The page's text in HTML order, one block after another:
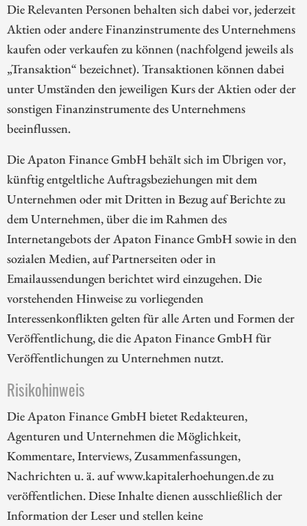
Die Relevanten Personen behalten sich dabei vor, jederzeit
Aktien oder andere Finanzinstrumente des Unternehmens
kaufen oder verkaufen zu können (nachfolgend jeweils als
„Transaktion“ bezeichnet). Transaktionen können dabei
unter Umständen den jeweiligen Kurs der Aktien oder der
sonstigen Finanzinstrumente des Unternehmens
beeinflussen.
Die Apaton Finance GmbH behält sich im Übrigen vor,
künftig entgeltliche Auftragsbeziehungen mit dem
Unternehmen oder mit Dritten in Bezug auf Berichte zu
dem Unternehmen, über die im Rahmen des
Internetangebots der Apaton Finance GmbH sowie in den
sozialen Medien, auf Partnerseiten oder in
Emailaussendungen berichtet wird einzugehen. Die
vorstehenden Hinweise zu vorliegenden
Interessenkonflikten gelten für alle Arten und Formen der
Veröffentlichung, die die Apaton Finance GmbH für
Veröffentlichungen zu Unternehmen nutzt.
Risikohinweis
Die Apaton Finance GmbH bietet Redakteuren,
Agenturen und Unternehmen die Möglichkeit,
Kommentare, Interviews, Zusammenfassungen,
Nachrichten u. ä. auf www.kapitalerhoehungen.de zu
veröffentlichen. Diese Inhalte dienen ausschließlich der
Information der Leser und stellen keine